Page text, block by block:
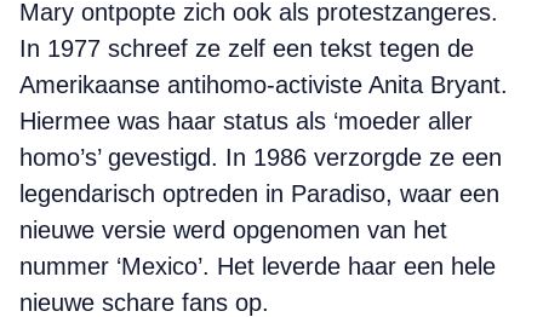
Mary ontpopte zich ook als protestzangeres.
In 1977 schreef ze zelf een tekst tegen de
Amerikaanse antihomo-activiste Anita Bryant.
Hiermee was haar status als ‘moeder aller
homo’s’ gevestigd. In 1986 verzorgde ze een
legendarisch optreden in Paradiso, waar een
nieuwe versie werd opgenomen van het
nummer ‘Mexico’. Het leverde haar een hele
nieuwe schare fans op.